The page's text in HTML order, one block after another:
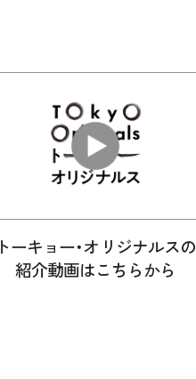
トーキョー・オリジナルスの
紹介動画はこちらから